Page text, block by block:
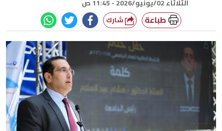
الثلاثاء 02/يونيو/2026 - 11:45 ص
طباعة